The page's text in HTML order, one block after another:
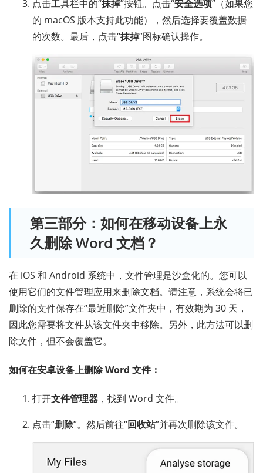
点击工具栏中的“抹掉”按钮。点击“安全选项”（如果您
的 macOS 版本支持此功能），然后选择要覆盖数据
的次数。最后，点击“抹掉”图标确认操作。
第三部分：如何在移动设备上永
久删除 Word 文档？
在 iOS 和 Android 系统中，文件管理是沙盒化的。您可以
使用它们的文件管理应用来删除文档。请注意，系统会将已
删除的文件保存在“最近删除”文件夹中，有效期为 30 天，
因此您需要将文件从该文件夹中移除。另外，此方法可以删
除文件，但不会覆盖它。
如何在安卓设备上删除 Word 文件：
打开文件管理器 ，找到 Word 文件。
点击“删除”。然后前往“回收站”并再次删除该文件。